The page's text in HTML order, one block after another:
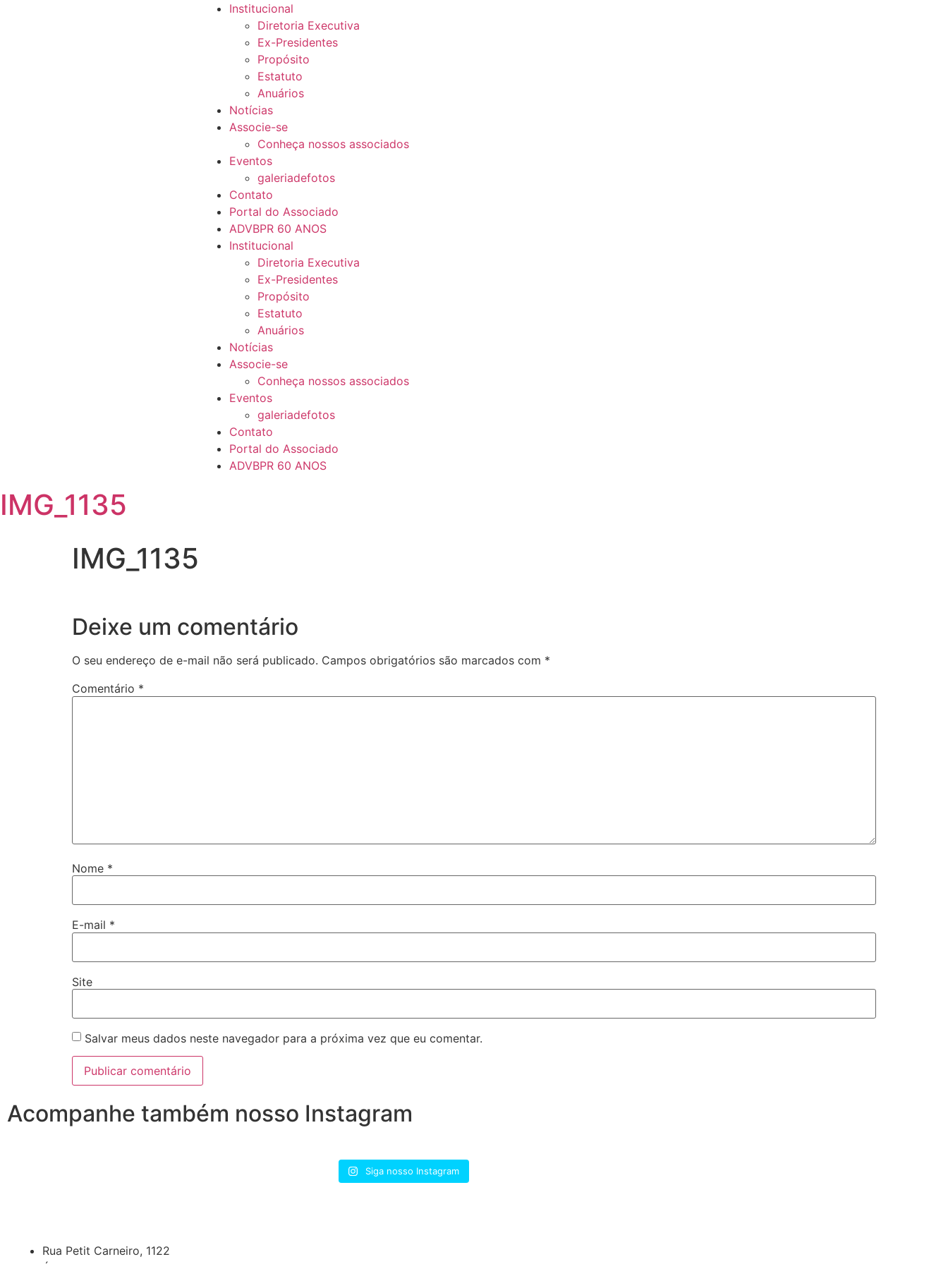
Institucional
Diretoria Executiva
Ex-Presidentes
Propósito
Estatuto
Anuários
Notícias
Associe-se
Conheça nossos associados
Eventos
galeriadefotos
Contato
Portal do Associado
ADVBPR 60 ANOS
Institucional
Diretoria Executiva
Ex-Presidentes
Propósito
Estatuto
Anuários
Notícias
Associe-se
Conheça nossos associados
Eventos
galeriadefotos
Contato
Portal do Associado
ADVBPR 60 ANOS
IMG_1135
IMG_1135
Deixe um comentário
O seu endereço de e-mail não será publicado. Campos obrigatórios são marcados com *
Comentário *
Nome *
E-mail *
Site
Salvar meus dados neste navegador para a próxima vez que eu comentar.
Acompanhe também nosso Instagram
Siga nosso Instagram
Rua Petit Carneiro, 1122